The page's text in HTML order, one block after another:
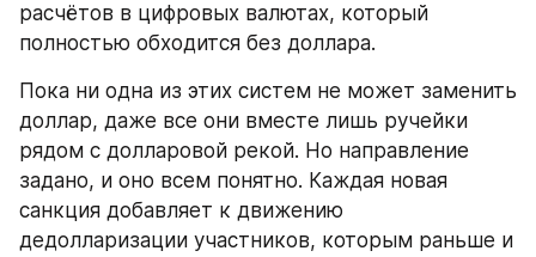
расчётов в цифровых валютах, который
полностью обходится без доллара.
Пока ни одна из этих систем не может заменить
доллар, даже все они вместе лишь ручейки
рядом с долларовой рекой. Но направление
задано, и оно всем понятно. Каждая новая
санкция добавляет к движению
дедолларизации участников, которым раньше и